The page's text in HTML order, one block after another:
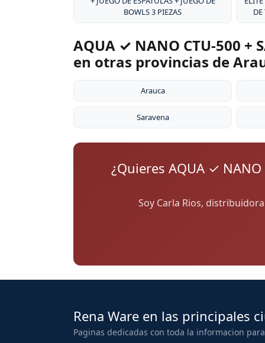
BOWLS 3 PIEZAS
AQUA ✓ NANO CTU-500 +
en otras provincias de
Arauca
Saravena
¿Quieres AQUA ✓ NANO
Soy Carla Rios,
Rena Ware en las principales
Paginas dedicadas con toda la informacion